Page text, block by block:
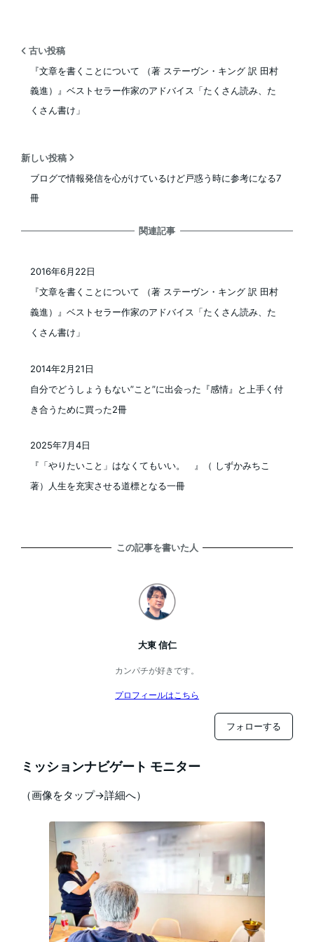
古い投稿
『文章を書くことについて （著 ステーヴン・キング 訳 田村
義進）』ベストセラー作家のアドバイス「たくさん読み、た
くさん書け」
新しい投稿
ブログで情報発信を心がけているけど戸惑う時に参考になる7
冊
関連記事
『文章を書くことについて （著 ステーヴン・キング 訳 田村
義進）』ベストセラー作家のアドバイス「たくさん読み、た
くさん書け」
2016年6月22日
自分でどうしょうもない”こと”に出会った『感情』と上手く付
き合うために買った2冊
2014年2月21日
『「やりたいこと」はなくてもいい。 』（ しずかみちこ
著）人生を充実させる道標となる一冊
2025年7月4日
この記事を書いた人
大東 信仁
カンパチが好きです。
プロフィールはこちら
フォローする
ミッションナビゲート モニター
（画像をタップ→詳細へ）